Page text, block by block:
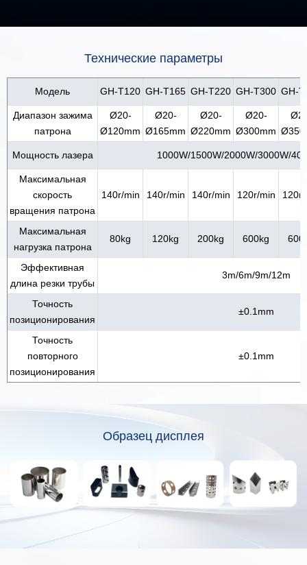
Технические параметры
Модель GH-T120 GH-T165 GH-T220 GH-T300 GH-
Диапазон зажима
патрона
Ø20-
Ø120mm
Ø20-
Ø165mm
Ø20-
Ø220mm
Ø20-
Ø300mm
Мощность лазера 1000W/1500W/2000W/3000W/
Максимальная
скорость
вращения патрона
140r/min 140r/min 140r/min 120r/min 120r/
Максимальная
нагрузка патрона
80kg 120kg 200kg 600kg
Эффективная
длина резки трубы
3m/6m/9m/12m
Точность
позиционирования
±0.1mm
Точность
повторного
позиционирования
±0.1mm
Образец дисплея